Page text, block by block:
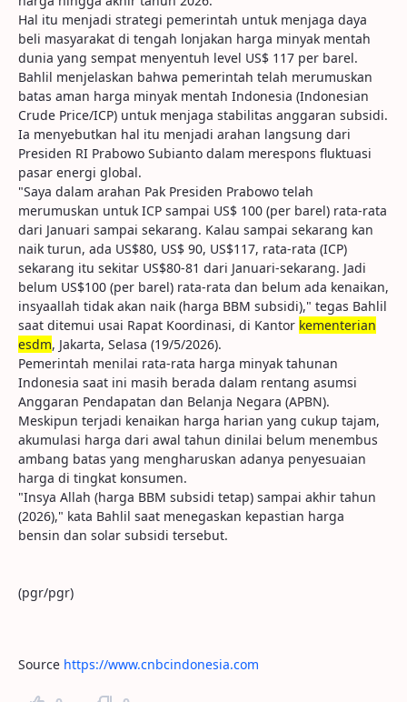
Hal itu menjadi strategi pemerintah untuk menjaga daya
beli masyarakat di tengah lonjakan harga minyak mentah
dunia yang sempat menyentuh level US$ 117 per barel.
Bahlil menjelaskan bahwa pemerintah telah merumuskan
batas aman harga minyak mentah Indonesia (Indonesian
Crude Price/ICP) untuk menjaga stabilitas anggaran subsidi.
Ia menyebutkan hal itu menjadi arahan langsung dari
Presiden RI Prabowo Subianto dalam merespons fluktuasi
pasar energi global.
"Saya dalam arahan Pak Presiden Prabowo telah
merumuskan untuk ICP sampai US$ 100 (per barel) rata-rata
dari Januari sampai sekarang. Kalau sampai sekarang kan
naik turun, ada US$80, US$ 90, US$117, rata-rata (ICP)
sekarang itu sekitar US$80-81 dari Januari-sekarang. Jadi
belum US$100 (per barel) rata-rata dan belum ada kenaikan,
insyaallah tidak akan naik (harga BBM subsidi)," tegas Bahlil
saat ditemui usai Rapat Koordinasi, di Kantor kementerian
esdm, Jakarta, Selasa (19/5/2026).
Pemerintah menilai rata-rata harga minyak tahunan
Indonesia saat ini masih berada dalam rentang asumsi
Anggaran Pendapatan dan Belanja Negara (APBN).
Meskipun terjadi kenaikan harga harian yang cukup tajam,
akumulasi harga dari awal tahun dinilai belum menembus
ambang batas yang mengharuskan adanya penyesuaian
harga di tingkat konsumen.
"Insya Allah (harga BBM subsidi tetap) sampai akhir tahun
(2026)," kata Bahlil saat menegaskan kepastian harga
bensin dan solar subsidi tersebut.
(pgr/pgr)
Source https://www.cnbcindonesia.com